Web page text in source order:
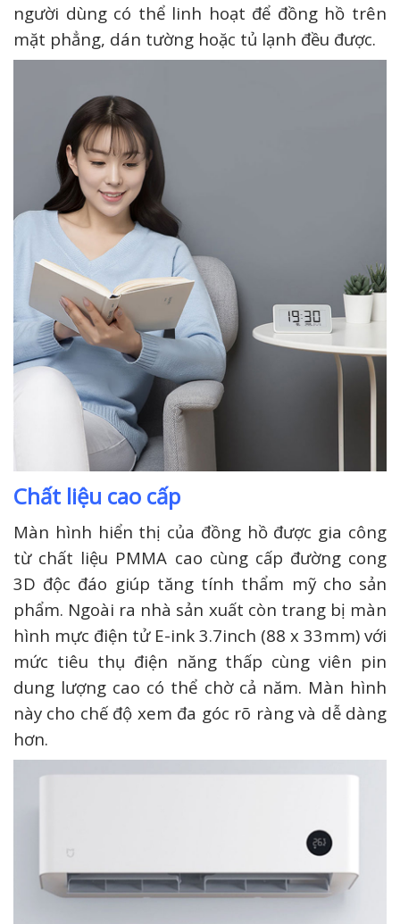
người dùng có thể linh hoạt để đồng hồ trên
mặt phẳng, dán tường hoặc tủ lạnh đều được.
Chất liệu cao cấp
Màn hình hiển thị của đồng hồ được gia công
từ chất liệu PMMA cao cùng cấp đường cong
3D độc đáo giúp tăng tính thẩm mỹ cho sản
phẩm. Ngoài ra nhà sản xuất còn trang bị màn
hình mực điện tử E-ink 3.7inch (88 x 33mm) với
mức tiêu thụ điện năng thấp cùng viên pin
dung lượng cao có thể chờ cả năm. Màn hình
này cho chế độ xem đa góc rõ ràng và dễ dàng
hơn.